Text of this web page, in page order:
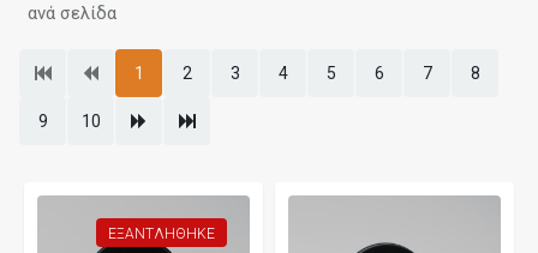
ανά σελίδα
1 2 3 4 5 6 7 8
9 10
ΕΞΑΝΤΛΉΘΗΚΕ